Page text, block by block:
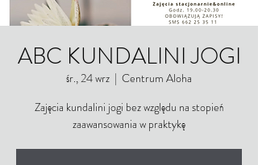
ABC KUNDALINI JOGI
śr., 24 wrz
  |
Centrum Aloha
Zajęcia kundalini jogi bez względu na stopień
zaawansowania w praktykę